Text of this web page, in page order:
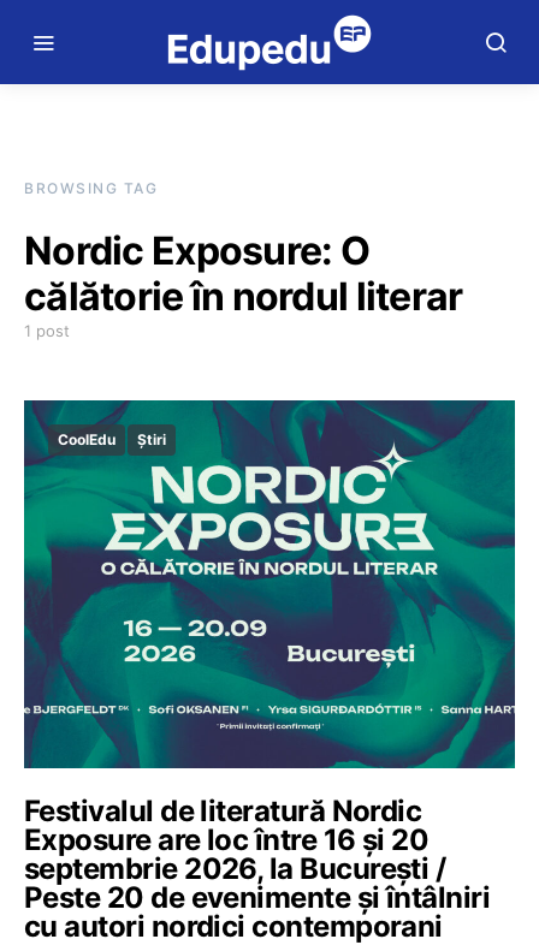
BROWSING TAG
Nordic Exposure: O
călătorie în nordul literar
1 post
CoolEdu Știri
Festivalul de literatură Nordic
Exposure are loc între 16 și 20
septembrie 2026, la București /
Peste 20 de evenimente și întâlniri
cu autori nordici contemporani